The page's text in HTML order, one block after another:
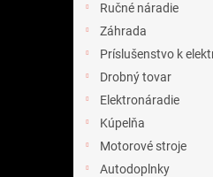
Ručné náradie
Záhrada
Príslušenstvo k
Drobný tovar
Elektronáradie
Kúpelňa
Motorové stroje
Autodoplnky